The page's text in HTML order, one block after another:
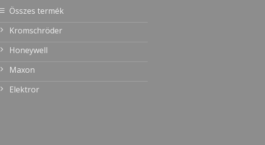
Összes termék
Kromschröder
Honeywell
Maxon
Elektror